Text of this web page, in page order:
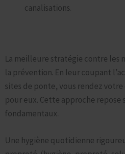
canalisations.
La meilleure stratégie contre les
la prévention. En leur coupant
sites de ponte, vous rendez
pour eux. Cette approche repose
fondamentaux.
Une hygiène quotidienne